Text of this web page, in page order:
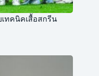
เทคนิคเสื้อสกรีน